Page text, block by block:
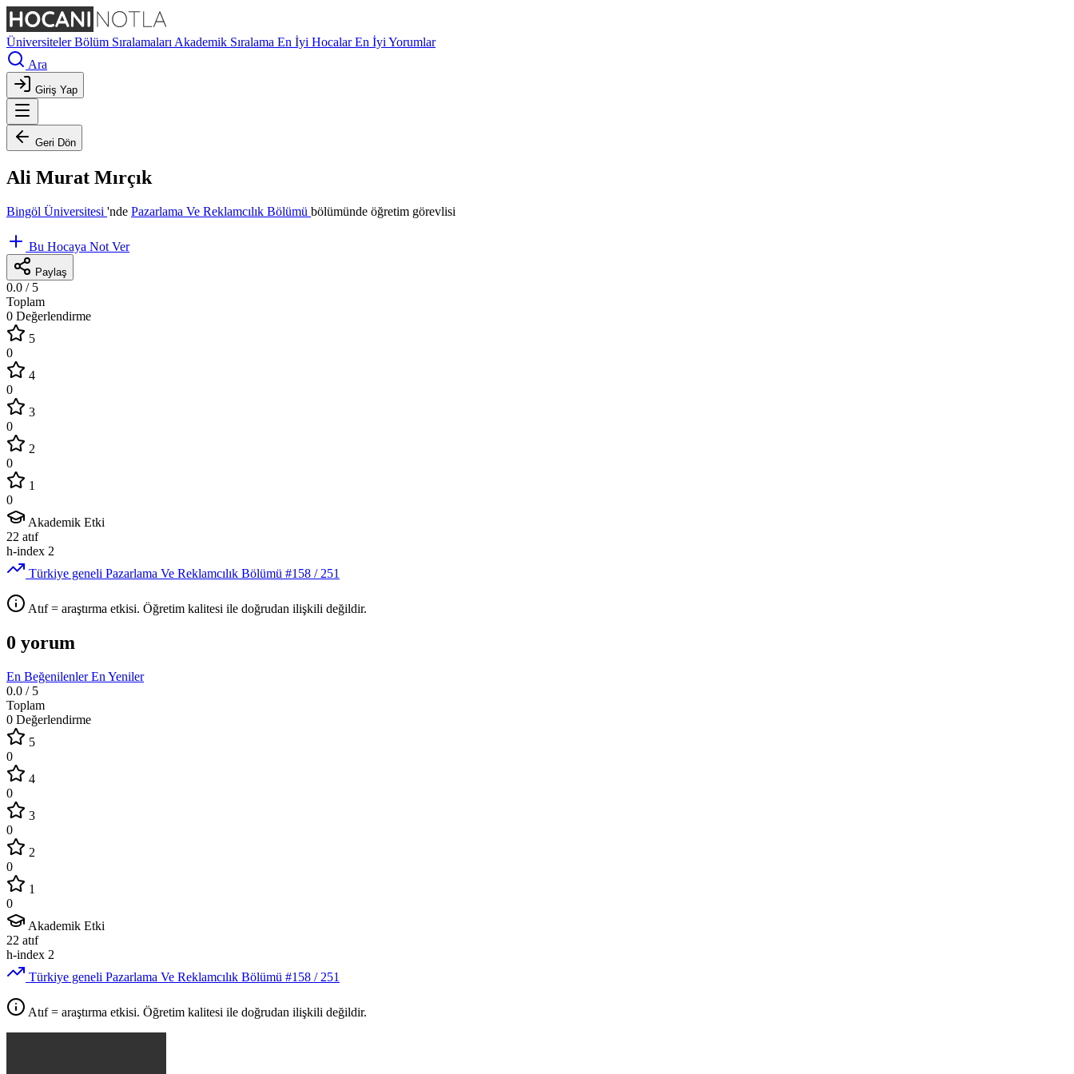
ÜniversitelerBölüm Sıralamaları Akademik Sıralama En İyi HocalarEn İyi Yorumlar
Ara
Giriş Yap
Geri Dön
Ali Murat Mırçık
Bingöl Üniversitesi 'nde Pazarlama Ve Reklamcılık Bölümü bölümünde öğretim görevlisi
Bu Hocaya Not Ver
Paylaş
0.0 / 5
Toplam
0 Değerlendirme
5
0
4
0
3
0
2
0
1
0
Akademik Etki
22 atıf
h-index 2
Türkiye geneli Pazarlama Ve Reklamcılık Bölümü #158 / 251
Atıf = araştırma etkisi. Öğretim kalitesi ile doğrudan ilişkili değildir.
0 yorum
En BeğenilenlerEn Yeniler
0.0 / 5
Toplam
0 Değerlendirme
5
0
4
0
3
0
2
0
1
0
Akademik Etki
22 atıf
h-index 2
Türkiye geneli Pazarlama Ve Reklamcılık Bölümü #158 / 251
Atıf = araştırma etkisi. Öğretim kalitesi ile doğrudan ilişkili değildir.